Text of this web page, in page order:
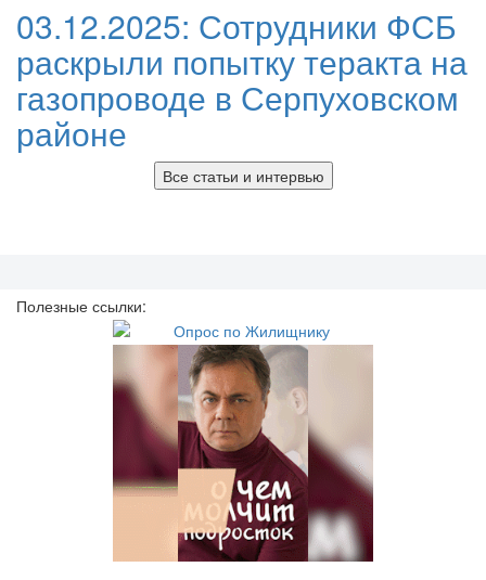
03.12.2025: Сотрудники ФСБ
раскрыли попытку теракта на
газопроводе в Серпуховском
районе
Все статьи и интервью
Полезные ссылки: